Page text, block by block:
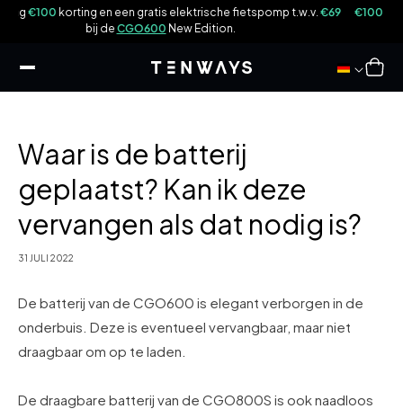
fietspomp t.w.v.€69
€100korting en eengratisbagagedrager
Waar is de batterij
geplaatst? Kan ik deze
vervangen als dat nodig is?
31 JULI 2022
De batterij van de CGO600 is elegant verborgen in de
onderbuis. Deze is eventueel vervangbaar, maar niet
draagbaar om op te laden.
De draagbare batterij van de CGO800S is ook naadloos